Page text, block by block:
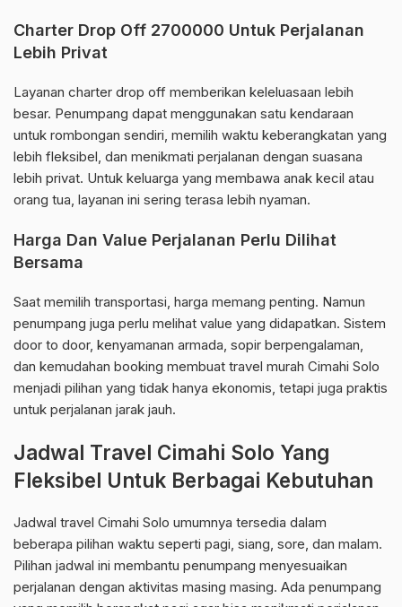
Charter Drop Off 2700000 Untuk Perjalanan
Lebih Privat
Layanan charter drop off memberikan keleluasaan lebih
besar. Penumpang dapat menggunakan satu kendaraan
untuk rombongan sendiri, memilih waktu keberangkatan yang
lebih fleksibel, dan menikmati perjalanan dengan suasana
lebih privat. Untuk keluarga yang membawa anak kecil atau
orang tua, layanan ini sering terasa lebih nyaman.
Harga Dan Value Perjalanan Perlu Dilihat
Bersama
Saat memilih transportasi, harga memang penting. Namun
penumpang juga perlu melihat value yang didapatkan. Sistem
door to door, kenyamanan armada, sopir berpengalaman,
dan kemudahan booking membuat travel murah Cimahi Solo
menjadi pilihan yang tidak hanya ekonomis, tetapi juga praktis
untuk perjalanan jarak jauh.
Jadwal Travel Cimahi Solo Yang
Fleksibel Untuk Berbagai Kebutuhan
Jadwal travel Cimahi Solo umumnya tersedia dalam
beberapa pilihan waktu seperti pagi, siang, sore, dan malam.
Pilihan jadwal ini membantu penumpang menyesuaikan
perjalanan dengan aktivitas masing masing. Ada penumpang